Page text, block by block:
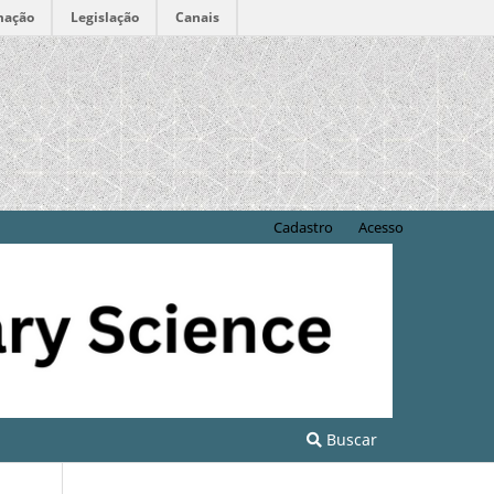
Legislação Canais
Buscar
Cadastro Acesso